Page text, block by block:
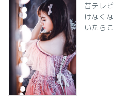
昔テレ
けなく
いたら